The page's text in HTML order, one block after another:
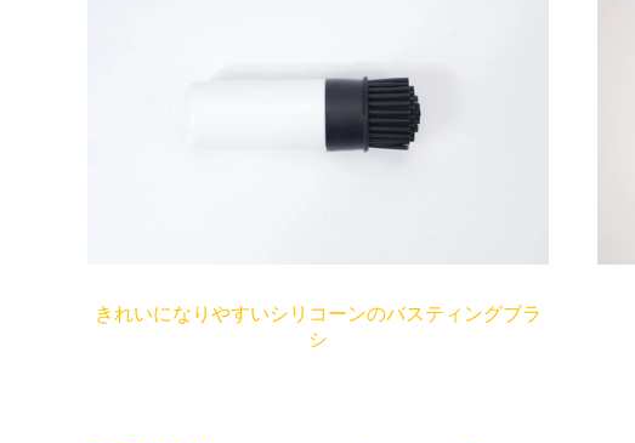
きれいになりやすいシリコーンのバスティングブラ
シ